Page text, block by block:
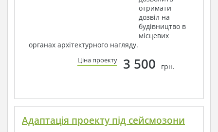
отримати
дозвіл на
будівництво в
місцевих
органах архітектурного нагляду.
Ціна проекту 3 500 грн.
Адаптація проекту під сейсмозони